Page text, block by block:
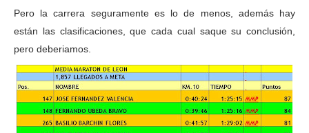
Pero la carrera seguramente es lo de menos, además hay
están las clasificaciones, que cada cual saque su conclusión,
pero deberiamos.